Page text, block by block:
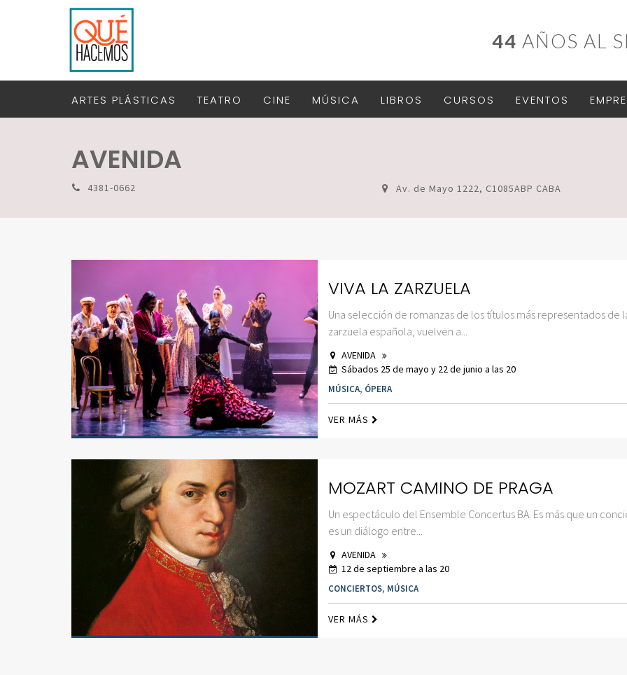
44 AÑOS AL
ARTES PLÁSTICAS TEATRO CINE MÚSICA LIBROS CURSOS EVENTOS
AVENIDA
4381-0662 Av. de Mayo 1222, C1085ABP CABA
VIVA LA ZARZUELA
Una selección de romanzas de los títulos más representados de
zarzuela española, vuelven a...
AVENIDA
Sábados 25 de mayo y 22 de junio a las 20
MÚSICA, ÓPERA
VER MÁS
MOZART CAMINO DE PRAGA
Un espectáculo del Ensemble Concertus BA. Es más que un
es un diálogo entre...
AVENIDA
12 de septiembre a las 20
CONCIERTOS, MÚSICA
VER MÁS